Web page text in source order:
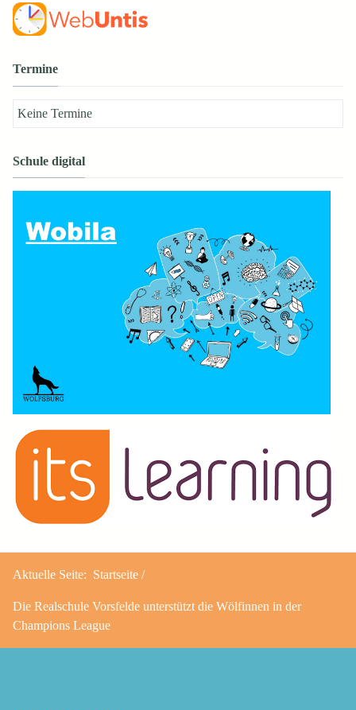
Termine
Keine Termine
Schule digital
Aktuelle Seite: Startseite
Die Realschule Vorsfelde unterstützt die Wölfinnen in der
Champions League